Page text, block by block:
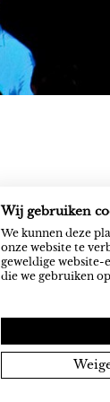
Wij gebruiken
We kunnen deze
onze website te
geweldige
die we gebruiken